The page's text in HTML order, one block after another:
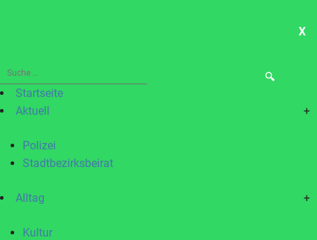
X
Suche
nach:Startseite
Aktuell
+
Polizei
Stadtbezirksbeirat
Alltag +
Kultur